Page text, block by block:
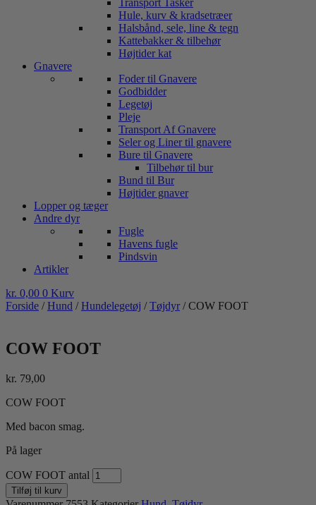
Transport Tasker
Hule, kurv & kradsetræer
Halsbånd, sele, line & tegn
Kattebakker & tilbehør
Højtider kat
Gnavere
Foder til Gnavere
Godbidder
Legetøj
Pleje
Transport Af Gnavere
Seler og Liner til gnavere
Bure til Gnavere
Tilbehør til bur
Bund til Bur
Højtider gnaver
Lopper og tæger
Andre dyr
Fugle
Havens fugle
Pindsvin
Artikler
kr. 0,00 0 Kurv
Forside /Hund /Hundelegetøj /Tøjdyr / COW FOOT
COW FOOT
kr. 79,00
COW FOOT
Med bacon smag.
På lager
COW FOOT antal
Tilføj til kurv